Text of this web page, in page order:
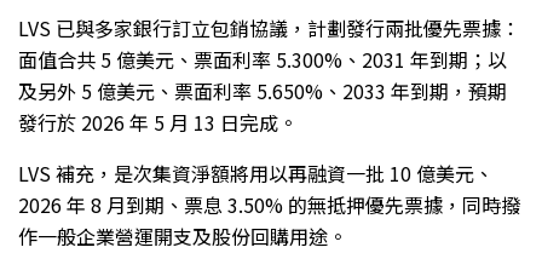
LVS 已與多家銀行訂立包銷協議，計劃發行兩批優先票據：
面值合共 5 億美元、票面利率 5.300%、2031 年到期；以
及另外 5 億美元、票面利率 5.650%、2033 年到期，預期
發行於 2026 年 5 月 13 日完成。
LVS 補充，是次集資淨額將用以再融資一批 10 億美元、
2026 年 8 月到期、票息 3.50% 的無抵押優先票據，同時撥
作一般企業營運開支及股份回購用途。